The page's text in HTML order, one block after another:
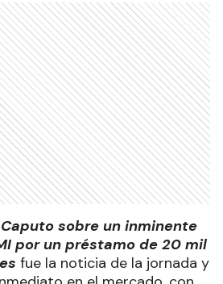
sobre un inminente
por un préstamo de 20 mil
fue la noticia de la jornada y